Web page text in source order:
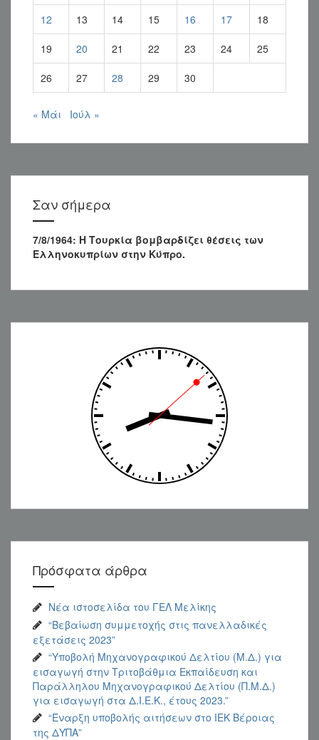
12 13 14 15 16 17 18
19 20 21 22 23 24 25
26 27 28 29 30
« Μάι Ιούλ »
Σαν σήμερα
7/8/1964: Η Τουρκία βομβαρδίζει θέσεις των
Ελληνοκυπρίων στην Κύπρο.
Πρόσφατα άρθρα
Nέα ιστοσελίδα του ΓΕΛ Μελίκης
“Βεβαίωση συμμετοχής στις πανελλαδικές
εξετάσεις 2023”
“Υποβολή Μηχανογραφικού Δελτίου (Μ.Δ.) για
εισαγωγή στην Τριτοβάθμια Εκπαίδευση και
Παράλληλου Μηχανογραφικού Δελτίου (Π.Μ.Δ.)
για εισαγωγή στα Δ.Ι.Ε.Κ., έτους 2023.”
“Έναρξη υποβολής αιτήσεων στο ΙΕΚ Βέροιας
της ΔΥΠΑ”